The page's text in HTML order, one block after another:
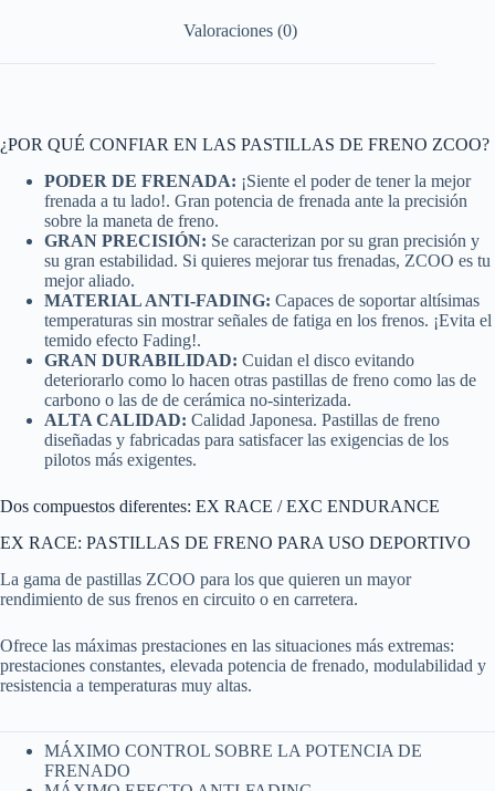
Valoraciones (0)
¿POR QUÉ CONFIAR EN LAS PASTILLAS DE FRENO ZCOO?
PODER DE FRENADA: ¡Siente el poder de tener la mejor
frenada a tu lado!. Gran potencia de frenada ante la precisión
sobre la maneta de freno.
GRAN PRECISIÓN: Se caracterizan por su gran precisión y
su gran estabilidad. Si quieres mejorar tus frenadas, ZCOO es tu
mejor aliado.
MATERIAL ANTI-FADING: Capaces de soportar altísimas
temperaturas sin mostrar señales de fatiga en los frenos. ¡Evita el
temido efecto Fading!.
GRAN DURABILIDAD: Cuidan el disco evitando
deteriorarlo como lo hacen otras pastillas de freno como las de
carbono o las de de cerámica no-sinterizada.
ALTA CALIDAD: Calidad Japonesa. Pastillas de freno
diseñadas y fabricadas para satisfacer las exigencias de los
pilotos más exigentes.
Dos compuestos diferentes: EX RACE / EXC ENDURANCE
EX RACE: PASTILLAS DE FRENO PARA USO DEPORTIVO
La gama de pastillas ZCOO para los que quieren un mayor
rendimiento de sus frenos en circuito o en carretera.
Ofrece las máximas prestaciones en las situaciones más extremas:
prestaciones constantes, elevada potencia de frenado, modulabilidad y
resistencia a temperaturas muy altas.
MÁXIMO CONTROL SOBRE LA POTENCIA DE
FRENADO